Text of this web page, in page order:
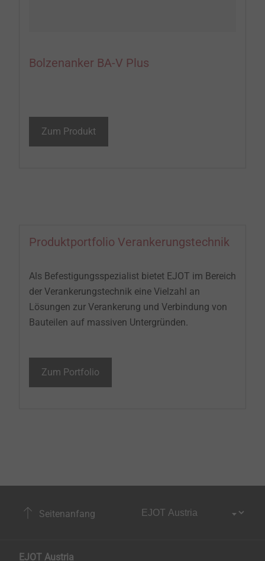
Bolzenanker BA-V Plus
Zum Produkt
Produktportfolio Verankerungstechnik
Als Befestigungsspezialist bietet EJOT im Bereich
der Verankerungstechnik eine Vielzahl an
Lösungen zur Verankerung und Verbindung von
Bauteilen auf massiven Untergründen.
Zum Portfolio
Seitenanfang
EJOT Austria